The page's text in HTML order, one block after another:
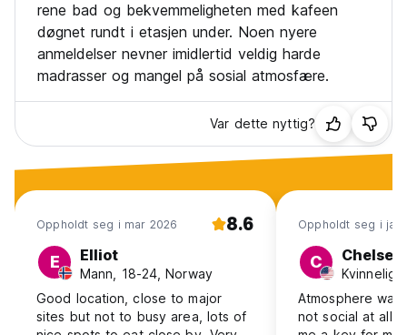
rene bad og bekvemmeligheten med kafeen
døgnet rundt i etasjen under. Noen nyere
anmeldelser nevner imidlertid veldig harde
madrasser og mangel på sosial atmosfære.
Var dette nyttig?
Oppholdt seg i mar 2026 8.6
E Elliot
Mann, 18-24, Norway
Good location, close to major
sites but not to busy area, lots of
Oppholdt seg i jan
C Chelsea
Kvinnelig,
Atmosphere
not social at all